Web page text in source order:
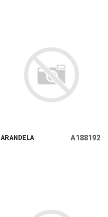
ARANDELA A188192